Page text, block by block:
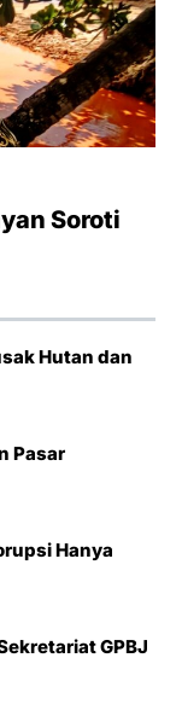
Soroti
Hutan dan
Pasar
Hanya
GPBJ